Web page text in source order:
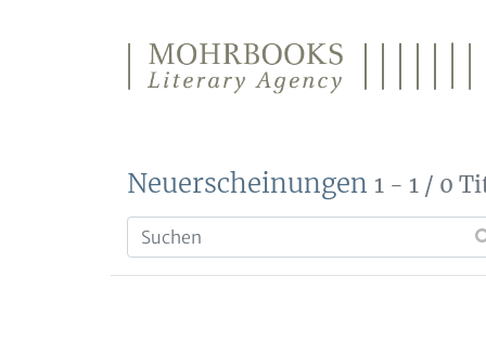
Neuerscheinungen 1 - 1 / 0